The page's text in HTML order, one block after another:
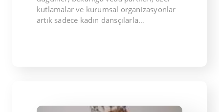
kutlamalar ve kurumsal organizasyonlar
artık sadece kadın dansçılarla…